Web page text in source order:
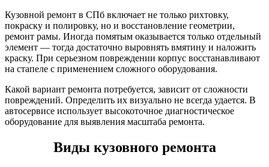
Кузовной ремонт в СПб включает не только рихтовку,
покраску и полировку, но и восстановление геометрии,
ремонт рамы. Иногда помятым оказывается только отдельный
элемент — тогда достаточно выровнять вмятину и наложить
краску. При серьезном повреждении корпус восстанавливают
на стапеле с применением сложного оборудования.
Какой вариант ремонта потребуется, зависит от сложности
повреждений. Определить их визуально не всегда удается. В
автосервисе использует высокоточное диагностическое
оборудование для выявления масштаба ремонта.
Виды кузовного ремонта